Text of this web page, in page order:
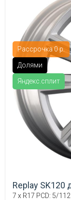
Рассрочка 0 р.
Долями
Яндекс.сплит
Replay SK120
7 x R17 PCD: 5/112